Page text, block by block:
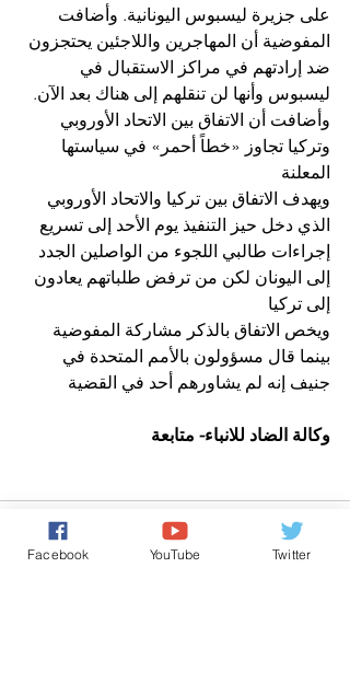
على جزيرة ليسبوس اليونانية. وأضافت
المفوضية أن المهاجرين واللاجئين يحتجزون
ضد إرادتهم في مراكز الاستقبال في
ليسبوس وأنها لن تنقلهم إلى هناك بعد الآن.
وأضافت أن الاتفاق بين الاتحاد الأوروبي
وتركيا تجاوز «خطاً أحمر» في سياستها
المعلنة
ويهدف الاتفاق بين تركيا والاتحاد الأوروبي
الذي دخل حيز التنفيذ يوم الأحد إلى تسريع
إجراءات طالبي اللجوء من الواصلين الجدد
إلى اليونان لكن من ترفض طلباتهم يعادون
إلى تركيا
ويخص الاتفاق بالذكر مشاركة المفوضية
بينما قال مسؤولون بالأمم المتحدة في
جنيف إنه لم يشاورهم أحد في القضية
وكالة الضاد للانباء- متابعة
Facebook YouTube Twitter